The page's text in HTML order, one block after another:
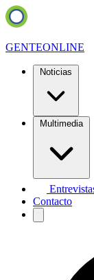
GENTEONLINE
Noticias
Multimedia
Contacto